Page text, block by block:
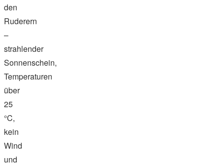
den
Ruderern
–
strahlender
Sonnenschein,
Temperaturen
über
25
°C,
kein
Wind
und